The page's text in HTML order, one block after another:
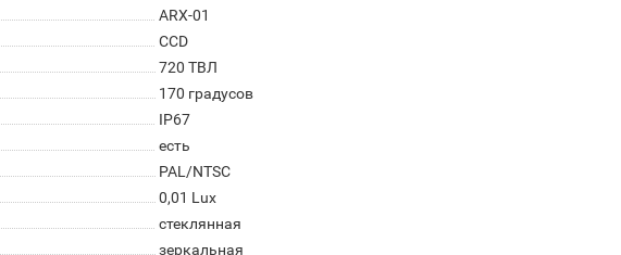
ARX-01
СCD
720 ТВЛ
170 градусов
IP67
есть
PAL/NTSC
0,01 Lux
стеклянная
зеркальная